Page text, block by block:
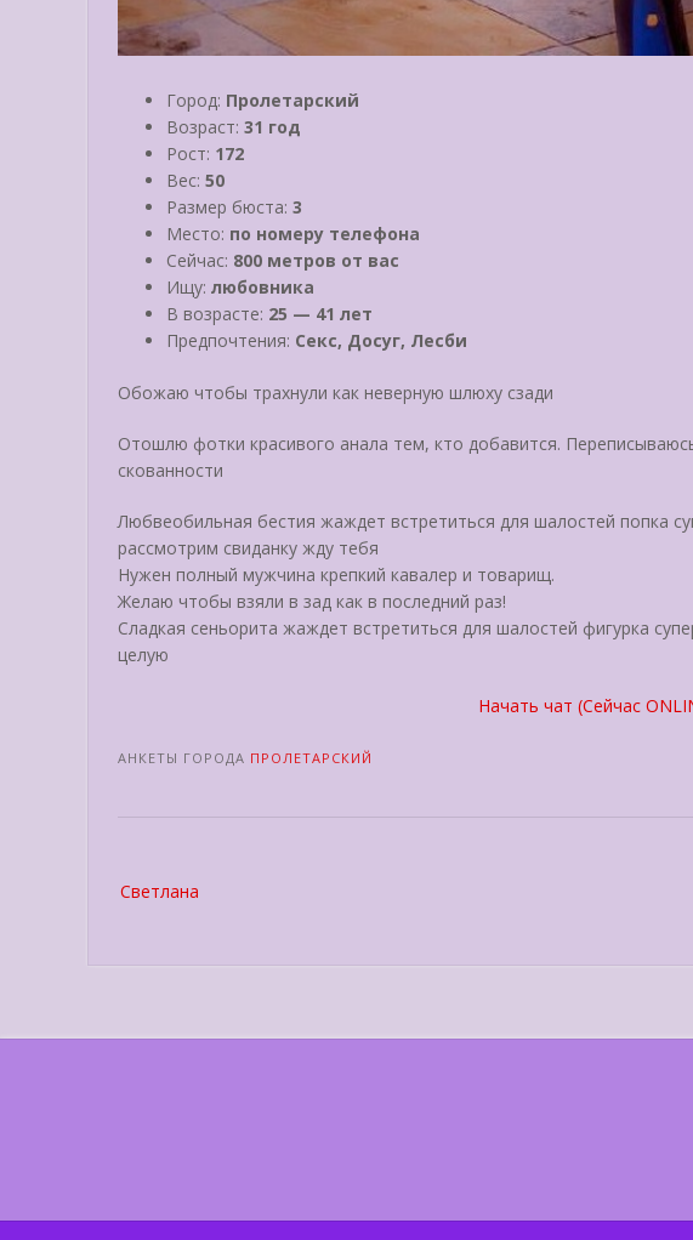
Город: Пролетарский
Возраст: 31 год
Рост: 172
Вес: 50
Размер бюста: 3
Место: по номеру телефона
Сейчас: 800 метров от вас
Ищу: любовника
В возрасте: 25 — 41 лет
Предпочтения: Секс, Досуг, Лесби
Обожаю чтобы трахнули как неверную шлюху сзади
Отошлю фотки красивого анала тем, кто добавится.
скованности
Любвеобильная бестия жаждет встретиться для шалостей попка
рассмотрим свиданку жду тебя
Нужен полный мужчина крепкий кавалер и товарищ.
Желаю чтобы взяли в зад как в последний раз!
Сладкая сеньорита жаждет встретиться для шалостей фигурка
целую
Начать чат (Сейчас
АНКЕТЫ ГОРОДА ПРОЛЕТАРСКИЙ
navigation
Светлана